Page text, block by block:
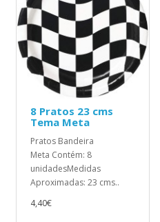
8 Pratos 23 cms
Tema Meta
Pratos Bandeira
Meta Contém: 8
unidadesMedidas
Aproximadas: 23 cms..
4,40€